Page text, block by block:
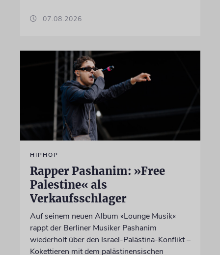
07.08.2026
HIPHOP
Rapper Pashanim: »Free
Palestine« als
Verkaufsschlager
Auf seinem neuen Album »Lounge Musik«
rappt der Berliner Musiker Pashanim
wiederholt über den Israel-Palästina-Konflikt –
Kokettieren mit dem palästinensischen